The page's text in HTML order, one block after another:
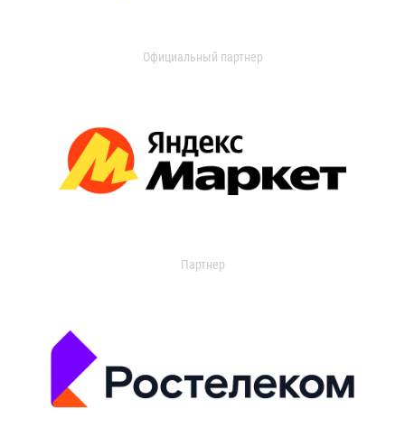
Официальный партнер
Партнер